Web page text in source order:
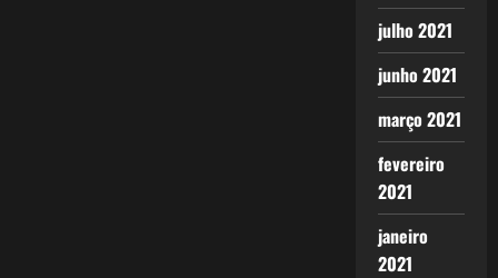
julho 2021
junho 2021
março 2021
fevereiro
2021
janeiro
2021